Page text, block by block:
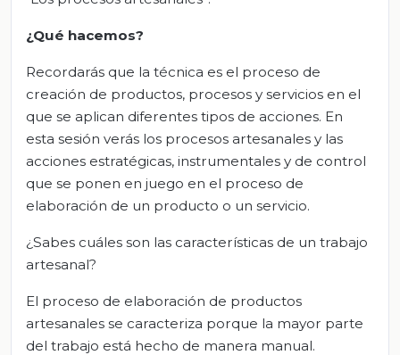
¿Qué hacemos?
Recordarás que la técnica es el proceso de
creación de productos, procesos y servicios en el
que se aplican diferentes tipos de acciones. En
esta sesión verás los procesos artesanales y las
acciones estratégicas, instrumentales y de control
que se ponen en juego en el proceso de
elaboración de un producto o un servicio.
¿Sabes cuáles son las características de un trabajo
artesanal?
El proceso de elaboración de productos
artesanales se caracteriza porque la mayor parte
del trabajo está hecho de manera manual.